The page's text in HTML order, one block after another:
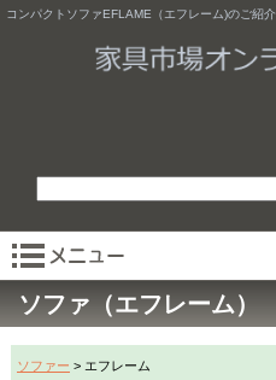
コンパクトソファEFLAME（エフレーム)のご紹介
ソファ（エフレーム）
ソファー > エフレーム